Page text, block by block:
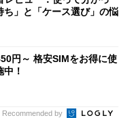
ち」と「ケース選び」の悩
円～ 格安SIMをお得に使
！
Recommended by